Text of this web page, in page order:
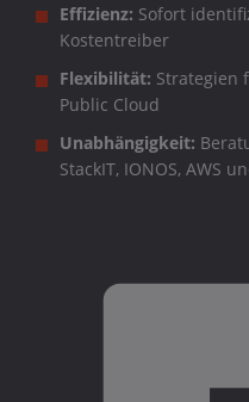
Effizienz: Sofort
Kostentreiber
Flexibilität: Strategien
Public Cloud
Unabhängigkeit:
StackIT, IONOS, AWS